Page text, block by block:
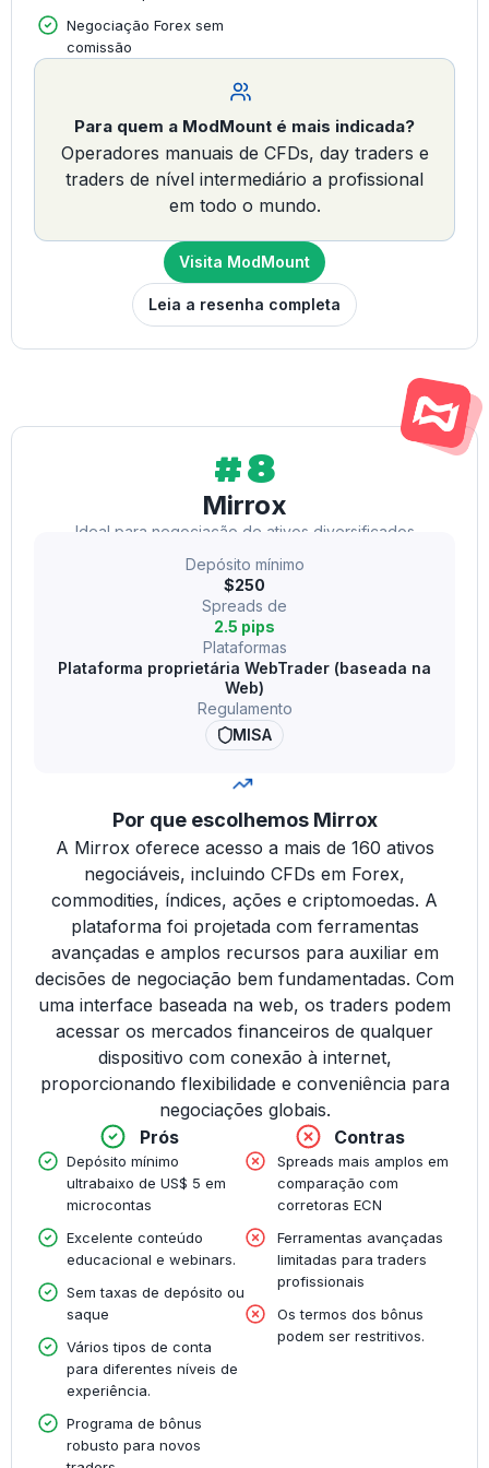
Negociação Forex sem
comissão
Para quem a ModMount é mais indicada?
Operadores manuais de CFDs, day traders e
traders de nível intermediário a profissional
em todo o mundo.
Visita ModMount
Leia a resenha completa
#8
Mirrox
Ideal para negociação de ativos diversificados
Depósito mínimo
$250
Spreads de
2.5 pips
Plataformas
Plataforma proprietária WebTrader (baseada na
Web)
Regulamento
MISA
Por que escolhemos Mirrox
A Mirrox oferece acesso a mais de 160 ativos
negociáveis, incluindo CFDs em Forex,
commodities, índices, ações e criptomoedas. A
plataforma foi projetada com ferramentas
avançadas e amplos recursos para auxiliar em
decisões de negociação bem fundamentadas. Com
uma interface baseada na web, os traders podem
acessar os mercados financeiros de qualquer
dispositivo com conexão à internet,
proporcionando flexibilidade e conveniência para
negociações globais.
Prós
Depósito mínimo
ultrabaixo de US$ 5 em
microcontas
Excelente conteúdo
educacional e webinars.
Sem taxas de depósito ou
saque
Vários tipos de conta
para diferentes níveis de
experiência.
Programa de bônus
robusto para novos
Contras
Spreads mais amplos em
comparação com
corretoras ECN
Ferramentas avançadas
limitadas para traders
profissionais
Os termos dos bônus
podem ser restritivos.